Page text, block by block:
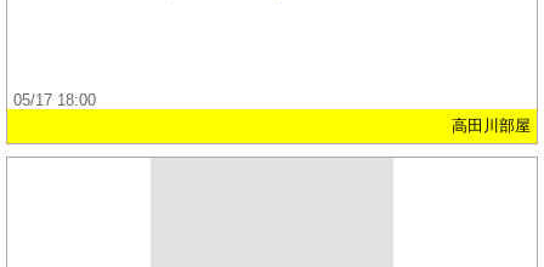
05/17 18:00
高田川部屋